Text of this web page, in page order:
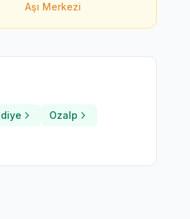
Aşı Merkezi
Ozalp